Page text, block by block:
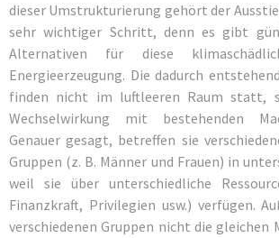
dieser Umstrukturierung gehört der
sehr wichtiger Schritt, denn es gibt
Alternativen für diese
Energieerzeugung. Die dadurch
finden nicht im luftleeren Raum statt,
Wechselwirkung mit bestehenden
Genauer gesagt, betreffen sie
Gruppen (z. B. Männer und Frauen) in
weil sie über unterschiedliche
Finanzkraft, Privilegien usw.) verfügen.
verschiedenen Gruppen nicht die gleichen